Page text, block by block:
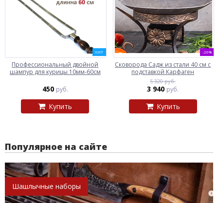
ХИТ
Профессиональный двойной
шампур для курицы 10мм-60см
450 руб.
Купить
-26%
Сковорода Садж из стали 40 см с
подставкой Карфаген
5 320 руб.
3 940 руб.
Купить
Популярное на сайте
Шашлычные наборы